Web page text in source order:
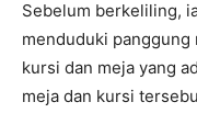
Sebelum berkeliling,
menduduki
kursi dan meja yang
meja dan kursi